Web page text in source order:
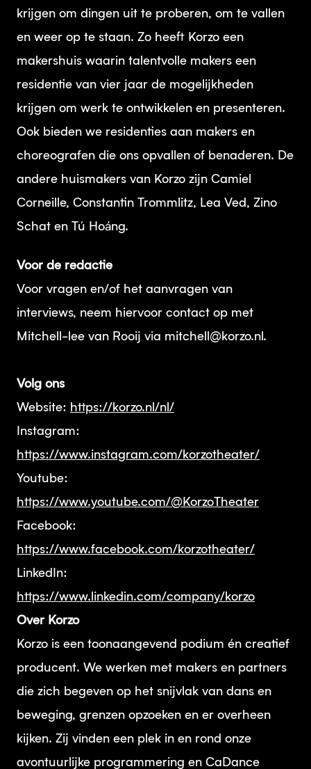
krijgen om dingen uit te proberen, om te vallen
en weer op te staan. Zo heeft Korzo een
makershuis waarin talentvolle makers een
residentie van vier jaar de mogelijkheden
krijgen om werk te ontwikkelen en presenteren.
Ook bieden we residenties aan makers en
choreografen die ons opvallen of benaderen. De
andere huismakers van Korzo zijn Camiel
Corneille, Constantin Trommlitz, Lea Ved, Zino
Schat en Tú Hoáng.
Voor de redactie
Voor vragen en/of het aanvragen van
interviews, neem hiervoor contact op met
Mitchell-lee van Rooij via mitchell@korzo.nl.
Volg ons
Website: https://korzo.nl/nl/
Instagram:
https://www.instagram.com/korzotheater/
Youtube:
https://www.youtube.com/@KorzoTheater
Facebook:
https://www.facebook.com/korzotheater/
LinkedIn:
https://www.linkedin.com/company/korzo
Over Korzo
Korzo is een toonaangevend podium én creatief
producent. We werken met makers en partners
die zich begeven op het snijvlak van dans en
beweging, grenzen opzoeken en er overheen
kijken. Zij vinden een plek in en rond onze
avontuurlijke programmering en CaDance